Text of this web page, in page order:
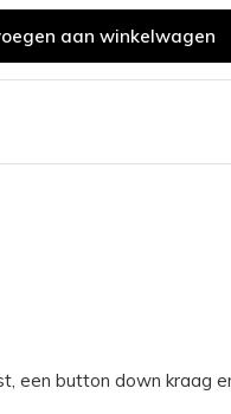
aan winkelwagen
een button down kraag